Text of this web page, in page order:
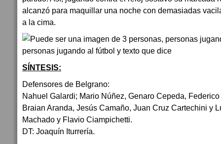
alcanzó para maquillar una noche con demasiadas
a la cima.
SÍNTESIS:
Defensores de Belgrano:
Nahuel Galardi; Mario Núñez, Genaro Cepeda,
Braian Aranda, Jesús Camaño, Juan Cruz Cartechini y
Machado y Flavio Ciampichetti.
DT: Joaquín Iturrería.